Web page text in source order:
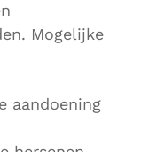
Mogelijke
aandoening